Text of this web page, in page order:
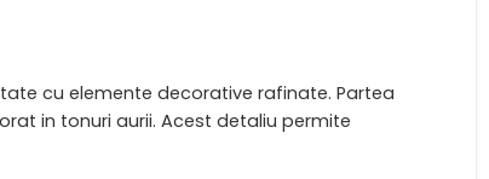
cu elemente decorative rafinate. Partea
in tonuri aurii. Acest detaliu permite